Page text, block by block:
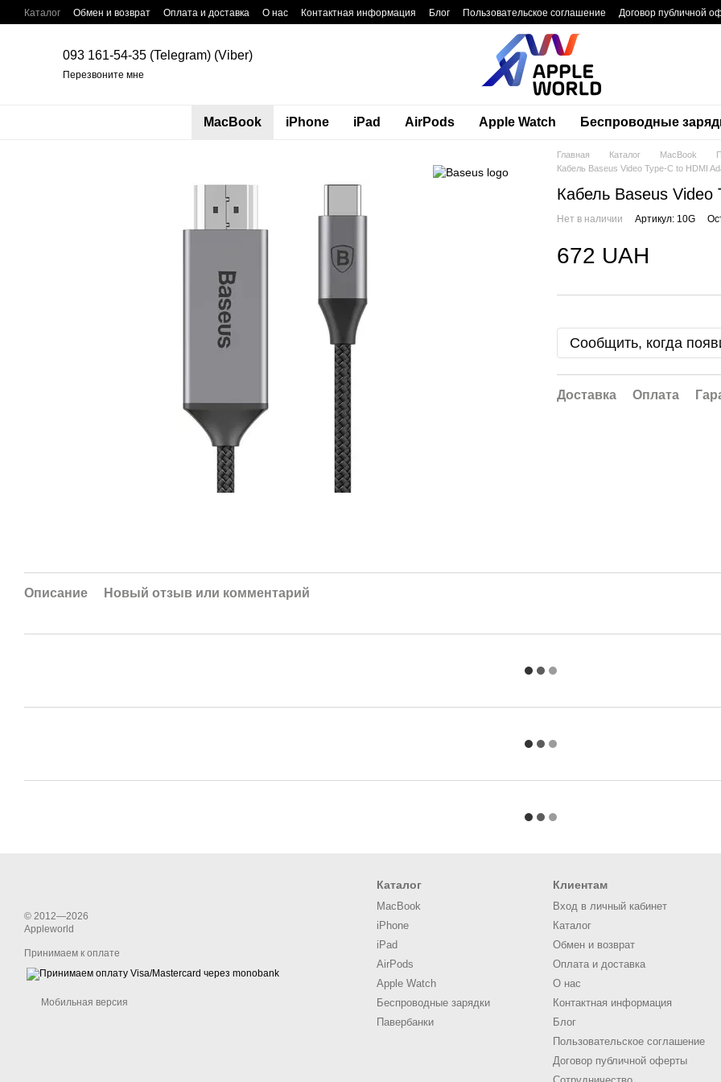
Перейти к основному контенту
Каталог Обмен и возврат Оплата и доставка О нас Контактная информация Блог Пользовательское соглашение Договор публичной
093 161-54-35 (Telegram) (Viber)
Перезвоните мне
MacBook iPhone iPad AirPods Apple Watch Беспроводные
Главная Каталог MacBook
Кабель Baseus Video Type-C to HDMI
Кабель Baseus Video
Нет в наличии Артикул: 10G
672 UAH
Сообщить, когда
Доставка Оплата
Описание Новый отзыв или комментарий
© 2012—2026
Appleworld
Принимаем к оплате
Мобильная версия
Каталог
MacBook
iPhone
iPad
AirPods
Apple Watch
Беспроводные зарядки
Павербанки
Клиентам
Вход в личный кабинет
Каталог
Обмен и возврат
Оплата и доставка
О нас
Контактная информация
Блог
Пользовательское соглашение
Договор публичной оферты